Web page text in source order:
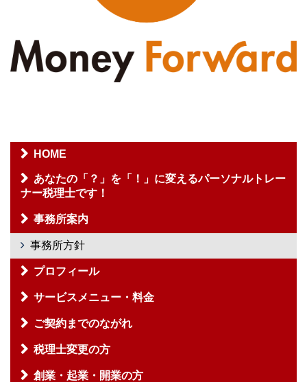
HOME
あなたの「？」を「！」に変えるパーソナルトレー
ナー税理士です！
事務所案内
事務所方針
プロフィール
サービスメニュー・料金
ご契約までのながれ
税理士変更の方
創業・起業・開業の方